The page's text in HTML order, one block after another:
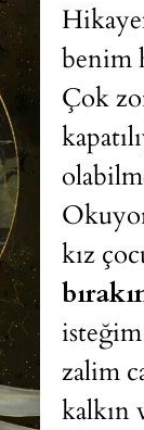
benim
Çok
kız
zalim
kalkın